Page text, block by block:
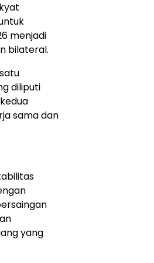
menjadi
bilateral.
diliputi
sama dan
yang